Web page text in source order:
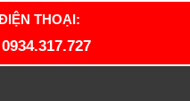
THOẠI:
0934.317.727